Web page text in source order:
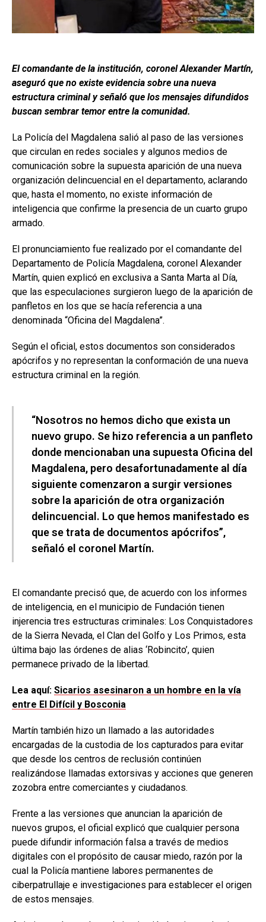
El comandante de la institución, coronel Alexander Martín,
aseguró que no existe evidencia sobre una nueva
estructura criminal y señaló que los mensajes difundidos
buscan sembrar temor entre la comunidad.
La Policía del Magdalena salió al paso de las versiones
que circulan en redes sociales y algunos medios de
comunicación sobre la supuesta aparición de una nueva
organización delincuencial en el departamento, aclarando
que, hasta el momento, no existe información de
inteligencia que confirme la presencia de un cuarto grupo
armado.
El pronunciamiento fue realizado por el comandante del
Departamento de Policía Magdalena, coronel Alexander
Martín, quien explicó en exclusiva a Santa Marta al Día,
que las especulaciones surgieron luego de la aparición de
panfletos en los que se hacía referencia a una
denominada “Oficina del Magdalena”.
Según el oficial, estos documentos son considerados
apócrifos y no representan la conformación de una nueva
estructura criminal en la región.
“Nosotros no hemos dicho que exista un
nuevo grupo. Se hizo referencia a un panfleto
donde mencionaban una supuesta Oficina del
Magdalena, pero desafortunadamente al día
siguiente comenzaron a surgir versiones
sobre la aparición de otra organización
delincuencial. Lo que hemos manifestado es
que se trata de documentos apócrifos”,
señaló el coronel Martín.
El comandante precisó que, de acuerdo con los informes
de inteligencia, en el municipio de Fundación tienen
injerencia tres estructuras criminales: Los Conquistadores
de la Sierra Nevada, el Clan del Golfo y Los Primos, esta
última bajo las órdenes de alias ‘Robincito’, quien
permanece privado de la libertad.
Lea aquí: Sicarios asesinaron a un hombre en la vía
entre El Difícil y Bosconia
Martín también hizo un llamado a las autoridades
encargadas de la custodia de los capturados para evitar
que desde los centros de reclusión continúen
realizándose llamadas extorsivas y acciones que generen
zozobra entre comerciantes y ciudadanos.
Frente a las versiones que anuncian la aparición de
nuevos grupos, el oficial explicó que cualquier persona
puede difundir información falsa a través de medios
digitales con el propósito de causar miedo, razón por la
cual la Policía mantiene labores permanentes de
ciberpatrullaje e investigaciones para establecer el origen
de estos mensajes.